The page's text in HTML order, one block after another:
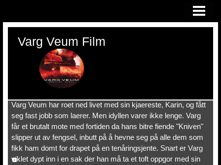
Varg Veum Film
Varg Veum har roet ned livet med sin kjaereste, Karin, og fått
seg fast jobb som laerer. Men idyllen varer ikke lenge. Varg
får et brutalt mote med fortiden da hans bitre fiende "Kniven"
slipper ut av fengsel, inbutt på å hevne seg på alle dem som
fikk ham domt for drapet på en tenåringsjente. Snart er Varg
viklet dypt inn i en sak der han må ta et toft oppgor med sin